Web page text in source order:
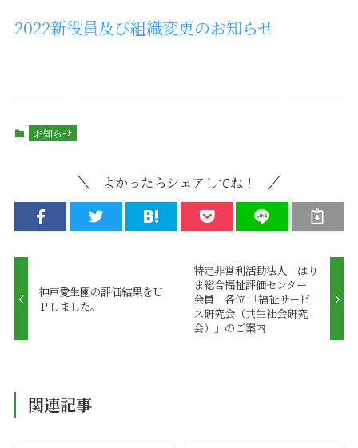
2022新役員及び組織変更のお知らせ
お知らせ
よかったらシェアしてね！
神戸愛生園の評価結果をＵ
Ｐしました。
特定非営利活動法人 はり
ま総合福祉評価センター
会員 各位 「福祉サービ
ス研究会（共生社会研究
会）」のご案内
関連記事